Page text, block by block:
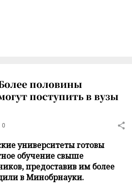
половины
поступить в вузы
0
университеты готовы
обучение свыше
предоставив им более
в Минобрнауки.